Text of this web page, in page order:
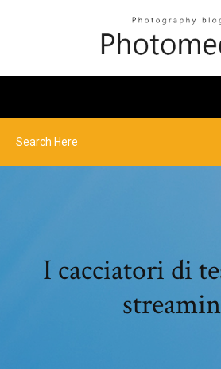
I cacciatori di